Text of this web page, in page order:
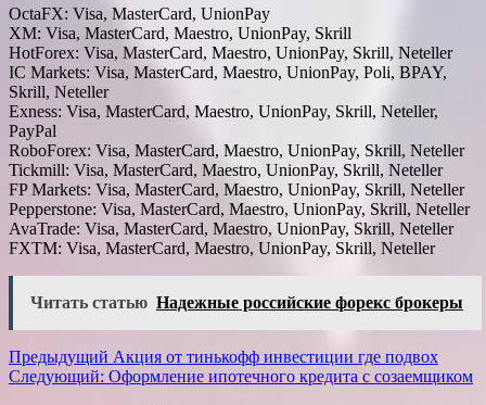
OctaFX: Visa, MasterCard, UnionPay
XM: Visa, MasterCard, Maestro, UnionPay, Skrill
HotForex: Visa, MasterCard, Maestro, UnionPay, Skrill, Neteller
IC Markets: Visa, MasterCard, Maestro, UnionPay, Poli, BPAY,
Skrill, Neteller
Exness: Visa, MasterCard, Maestro, UnionPay, Skrill, Neteller,
PayPal
RoboForex: Visa, MasterCard, Maestro, UnionPay, Skrill, Neteller
Tickmill: Visa, MasterCard, Maestro, UnionPay, Skrill, Neteller
FP Markets: Visa, MasterCard, Maestro, UnionPay, Skrill, Neteller
Pepperstone: Visa, MasterCard, Maestro, UnionPay, Skrill, Neteller
AvaTrade: Visa, MasterCard, Maestro, UnionPay, Skrill, Neteller
FXTM: Visa, MasterCard, Maestro, UnionPay, Skrill, Neteller
Читать статью Надежные российские форекс брокеры
Навигация
записи
Предыдущий Акция от тинькофф инвестиции где подвох
Следующий: Оформление ипотечного кредита с созаемщиком